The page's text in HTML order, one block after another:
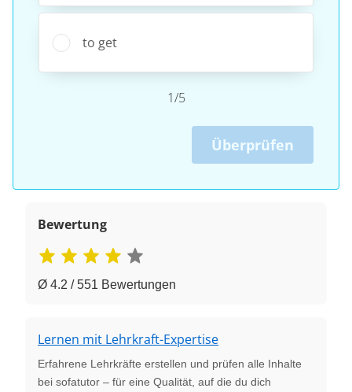
to get
1/5
Überprüfen
Bewertung
Ø 4.2 / 551 Bewertungen
Lernen mit Lehrkraft-Expertise
Erfahrene Lehrkräfte erstellen und prüfen alle Inhalte
bei sofatutor – für eine Qualität, auf die du dich